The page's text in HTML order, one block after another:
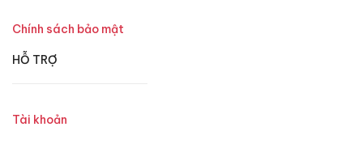
Chính sách bảo mật
HỖ TRỢ
Tài khoản